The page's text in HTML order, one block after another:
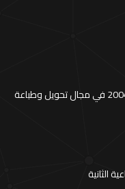
شركة دلتا هي شركة مصرية تعمل منذ عام 2004 في مجال تحويل وطباعة